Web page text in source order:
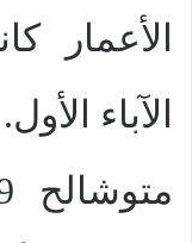
الأعمار
الآباء